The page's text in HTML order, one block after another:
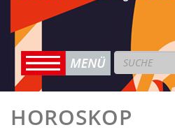
HOROSKOP